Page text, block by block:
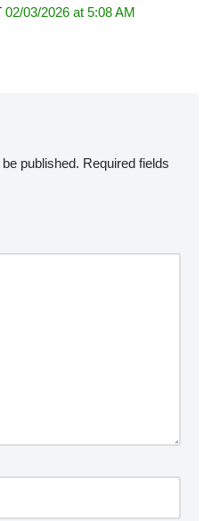
02/03/2026 at 5:08 AM
published. Required fields